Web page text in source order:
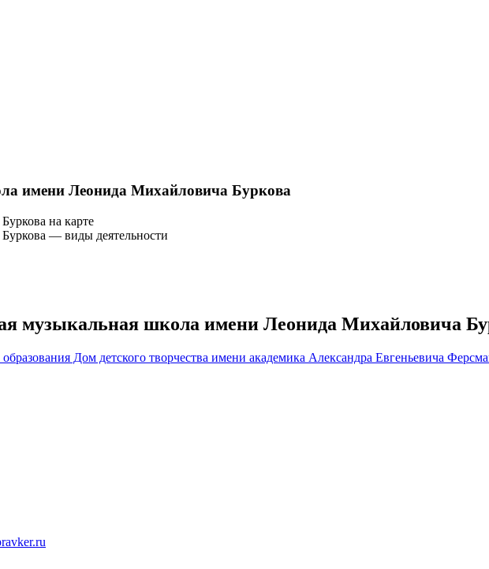
имени Леонида Михайловича Буркова
на карте
— виды деятельности
музыкальная школа имени Леонида Михайловича
Дом детского творчества имени академика Александра Евгеньевича